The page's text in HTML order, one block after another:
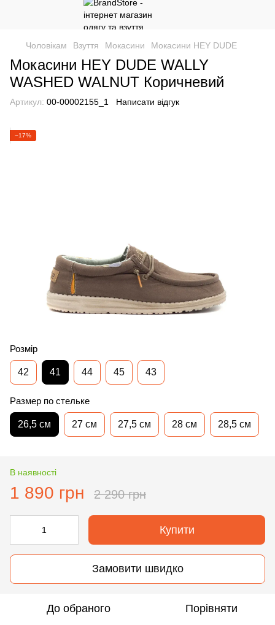
Чоловікам Взуття Мокасини Мокасини HEY DUDE
Мокасини HEY DUDE WALLY
WASHED WALNUT Коричневий
Артикул: 00-00002155_1 Написати відгук
−17%
Розмір
42 41 44 45 43
Размер по стельке
26,5 см 27 см 27,5 см 28 см 28,5 см
В наявності
1 890 грн 2 290 грн
Купити
Замовити швидко
До обраного Порівняти